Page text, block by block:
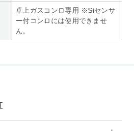
卓上ガスコンロ専用 ※Siセンサ
ー付コンロには使用できませ
ん。